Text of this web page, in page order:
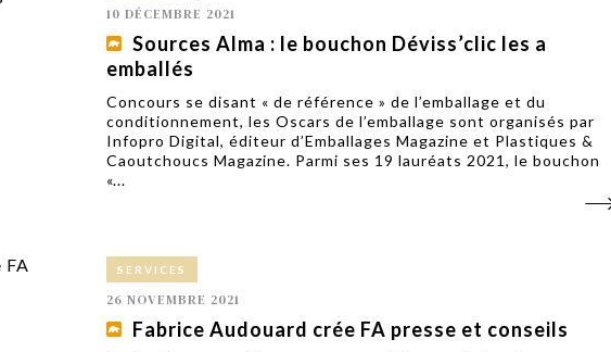
10 DÉCEMBRE 2021
Sources Alma : le bouchon Déviss’clic les a
emballés
Concours se disant « de référence » de l’emballage et du
conditionnement, les Oscars de l’emballage sont organisés par
Infopro Digital, éditeur d’Emballages Magazine et Plastiques &
Caoutchoucs Magazine. Parmi ses 19 lauréats 2021, le bouchon
«...
SERVICES
26 NOVEMBRE 2021
Fabrice Audouard crée FA presse et conseils